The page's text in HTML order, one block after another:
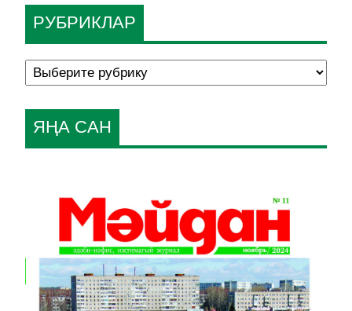
РУБРИКЛАР
ЯҢА САН